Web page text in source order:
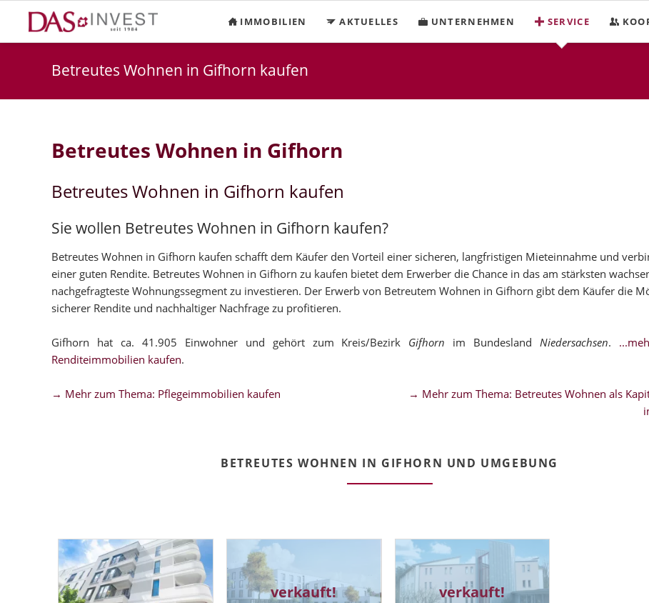
IMMOBILIEN AKTUELLES UNTERNEHMEN SERVICE
Betreutes Wohnen in Gifhorn kaufen
Betreutes Wohnen in Gifhorn
Betreutes Wohnen in Gifhorn kaufen
Sie wollen Betreutes Wohnen in Gifhorn kaufen?
Betreutes Wohnen in Gifhorn kaufen schafft dem Käufer den Vorteil einer sicheren, langfristigen Mieteinnahme und
einer guten Rendite. Betreutes Wohnen in Gifhorn zu kaufen bietet dem Erwerber die Chance in das am stärksten
nachgefragteste Wohnungssegment zu investieren. Der Erwerb von Betreutem Wohnen in Gifhorn gibt dem Käufer die
sicherer Rendite und nachhaltiger Nachfrage zu profitieren.
Gifhorn hat ca. 41.905 Einwohner und gehört zum Kreis/Bezirk Gifhorn im BundeslandNiedersachsen.
Renditeimmobilien kaufen.
→ Mehr zum Thema: Pflegeimmobilien kaufen
→ Mehr zum Thema: Betreutes Wohnen als
BETREUTES WOHNEN IN GIFHORN UND UMGEBUNG
verkauft! verkauft!